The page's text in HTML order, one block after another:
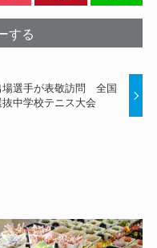
する
場選手が表敬訪問 全国
抜中学校テニス大会